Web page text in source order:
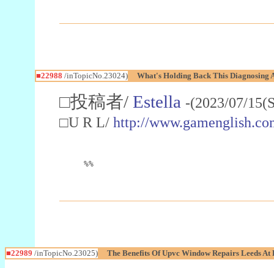
■22988 /inTopicNo.23024) What's Holding Back This Diagnosing
□投稿者/ Estella -(2023/07/
□U R L/ http://
%%
■22989 /inTopicNo.23025) The Benefits Of Upvc Window Repairs Leeds